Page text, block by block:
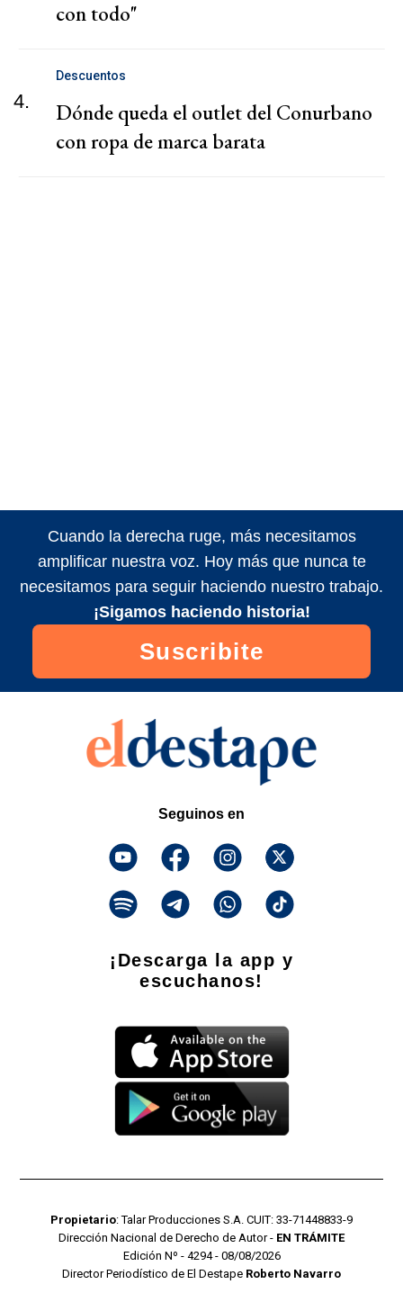
con todo"
4.
Descuentos
Dónde queda el outlet del Conurbano
con ropa de marca barata
Cuando la derecha ruge, más necesitamos
amplificar nuestra voz. Hoy más que nunca te
necesitamos para seguir haciendo nuestro trabajo.
¡Sigamos haciendo historia!
Suscribite
Seguinos en
¡Descarga la app y
escuchanos!
Propietario: Talar Producciones S.A. CUIT: 33-71448833-9
Dirección Nacional de Derecho de Autor - EN TRÁMITE
Edición Nº - 4294 - 08/08/2026
Director Periodístico de El Destape Roberto Navarro